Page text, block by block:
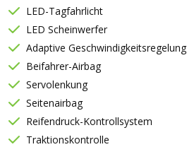
LED-Tagfahrlicht
LED Scheinwerfer
Adaptive Geschwindigkeitsregelung
Beifahrer-Airbag
Servolenkung
Seitenairbag
Reifendruck-Kontrollsystem
Traktionskontrolle